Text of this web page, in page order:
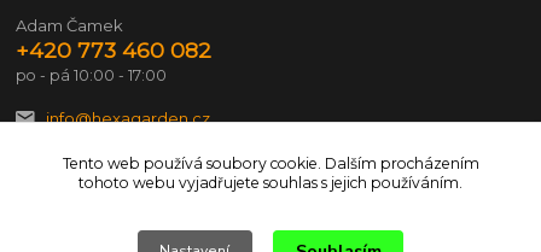
Adam Čamek
+420 773 460 082
po - pá 10:00 - 17:00
info@hexagarden.cz
Tento web používá soubory cookie. Dalším procházením
tohoto webu vyjadřujete souhlas s jejich používáním.